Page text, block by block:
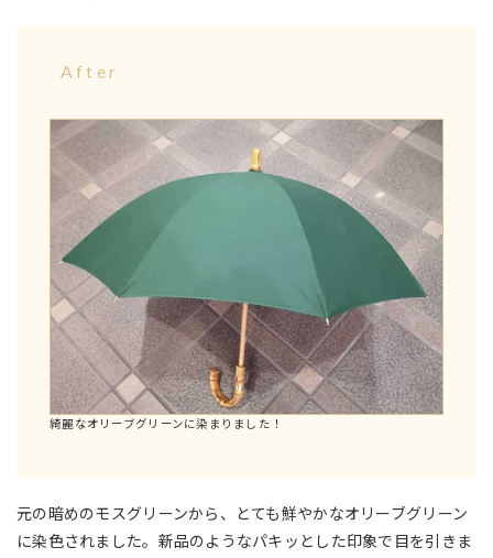
After
綺麗なオリーブグリーンに染まりました！
元の暗めのモスグリーンから、とても鮮やかなオリーブグリーン
に染色されました。新品のようなパキッとした印象で目を引きま